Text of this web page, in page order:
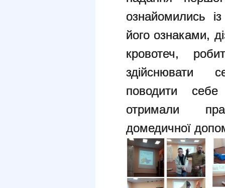
ознайомились
його ознаками,
кровотеч,
здійснювати
поводити
отримали
домедичної